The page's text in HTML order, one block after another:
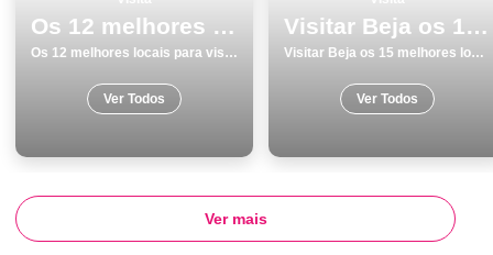
Os 12 melhores locais para visitar em Coimbra
Os 12 melhores locais para visitar em Coimbra
Ver Todos
Visitar Beja os 15 melhores locais para conhecer
Visitar Beja os 15 melhores locais para conhecer
Ver Todos
Ver mais